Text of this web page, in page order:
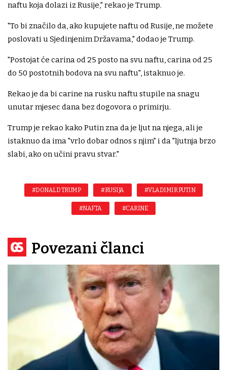
naftu koja dolazi iz Rusije," rekao je Trump.
"To bi značilo da, ako kupujete naftu od Rusije, ne možete
poslovati u Sjedinjenim Državama," dodao je Trump.
"Postojat će carina od 25 posto na svu naftu, carina od 25
do 50 postotnih bodova na svu naftu", istaknuo je.
Rekao je da bi carine na rusku naftu stupile na snagu
unutar mjesec dana bez dogovora o primirju.
Trump je rekao kako Putin zna da je ljut na njega, ali je
istaknuo da ima "vrlo dobar odnos s njim" i da "ljutnja brzo
slabi, ako on učini pravu stvar."
#DONALD TRUMP #RUSIJA #VLADIMIR PUTIN
#NAFTA #CARINE
Povezani članci